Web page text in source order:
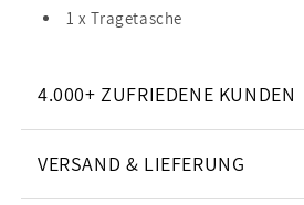
1 x Tragetasche
4.000+ ZUFRIEDENE KUNDEN
VERSAND & LIEFERUNG